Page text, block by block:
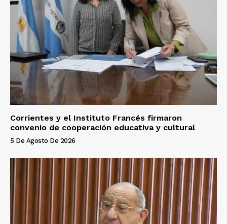
Corrientes y el Instituto Francés firmaron
convenio de cooperación educativa y cultural
5 De Agosto De 2026